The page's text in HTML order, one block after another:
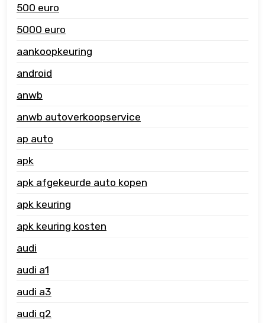
500 euro
5000 euro
aankoopkeuring
android
anwb
anwb autoverkoopservice
ap auto
apk
apk afgekeurde auto kopen
apk keuring
apk keuring kosten
audi
audi a1
audi a3
audi q2